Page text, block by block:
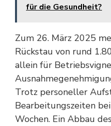
für die Gesundheit?
Zum 26. März 2025
Rückstau von rund
allein für
Trotz personeller
Bearbeitungszeiten
Wochen. Ein Abbau